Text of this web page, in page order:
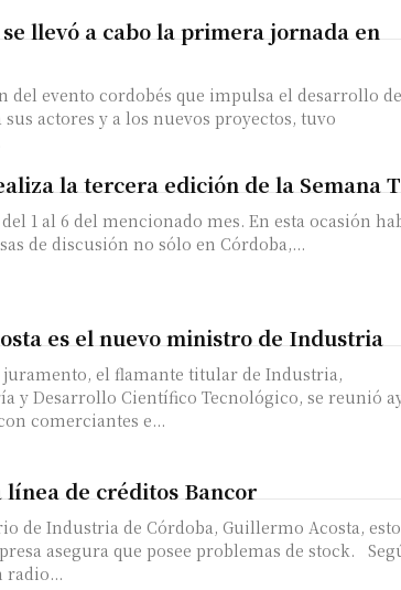
llevó a cabo la primera jornada en
del evento cordobés que impulsa el desarrollo de
actores y a los nuevos proyectos, tuvo
la tercera edición de la Semana
1 al 6 del mencionado mes. En esta ocasión
de discusión no sólo en Córdoba,...
es el nuevo ministro de Industria
juramento, el flamante titular de Industria,
y Desarrollo Científico Tecnológico, se reunió
comerciantes e...
línea de créditos Bancor
de Industria de Córdoba, Guillermo Acosta,
asegura que posee problemas de stock.
radio...